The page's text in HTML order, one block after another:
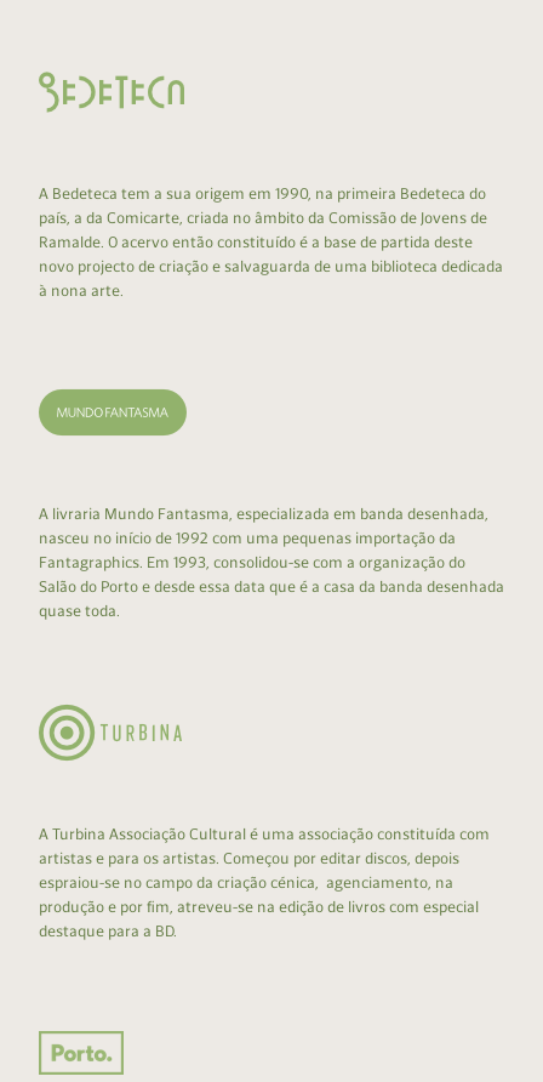
A Bedeteca tem a sua origem em 1990, na primeira Bedeteca do
país, a da Comicarte, criada no âmbito da Comissão de Jovens de
Ramalde. O acervo então constituído é a base de partida deste
novo projecto de criação e salvaguarda de uma biblioteca dedicada
à nona arte.
A livraria Mundo Fantasma, especializada em banda desenhada,
nasceu no início de 1992 com uma pequenas importação da
Fantagraphics. Em 1993, consolidou-se com a organização do
Salão do Porto e desde essa data que é a casa da banda desenhada
quase toda.
A Turbina Associação Cultural é uma associação constituída com
artistas e para os artistas. Começou por editar discos, depois
espraiou-se no campo da criação cénica, agenciamento, na
produção e por fim, atreveu-se na edição de livros com especial
destaque para a BD.